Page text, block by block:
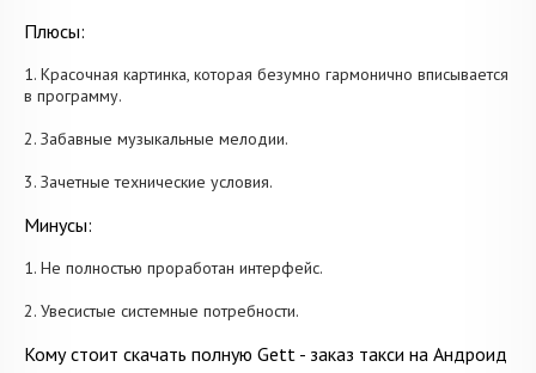
Плюсы:
1. Красочная картинка, которая безумно гармонично вписывается
в программу.
2. Забавные музыкальные мелодии.
3. Зачетные технические условия.
Минусы:
1. Не полностью проработан интерфейс.
2. Увесистые системные потребности.
Кому стоит скачать полную Gett - заказ такси на Андроид